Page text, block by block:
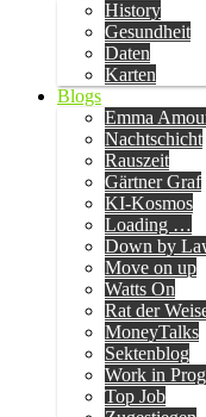
History
Gesundheit
Daten
Karten
Blogs
Emma
Nachtschicht
Rauszeit
Gärtner Graf
KI-Kosmos
Loading …
Down by
Move on up
Watts On
Rat der
MoneyTalks
Sektenblog
Work in
Top Job